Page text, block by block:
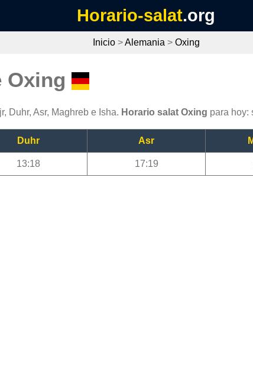
Horario-salat.org
Inicio>Alemania > Oxing
Oxing
Duhr, Asr, Maghreb e Isha. Horario salat Oxing para hoy:
Duhr Asr
13:18 17:19